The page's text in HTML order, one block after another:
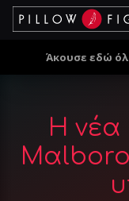
Άκουσε εδώ
Η νέα
Mαlboro